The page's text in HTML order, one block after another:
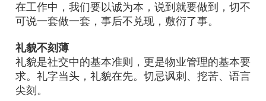
在工作中，我们要以诚为本，说到就要做到，切不
可说一套做一套，事后不兑现，敷衍了事。
礼貌不刻薄
礼貌是社交中的基本准则，更是物业管理的基本要
求。礼字当头，礼貌在先。切忌讽刺、挖苦、语言
尖刻。